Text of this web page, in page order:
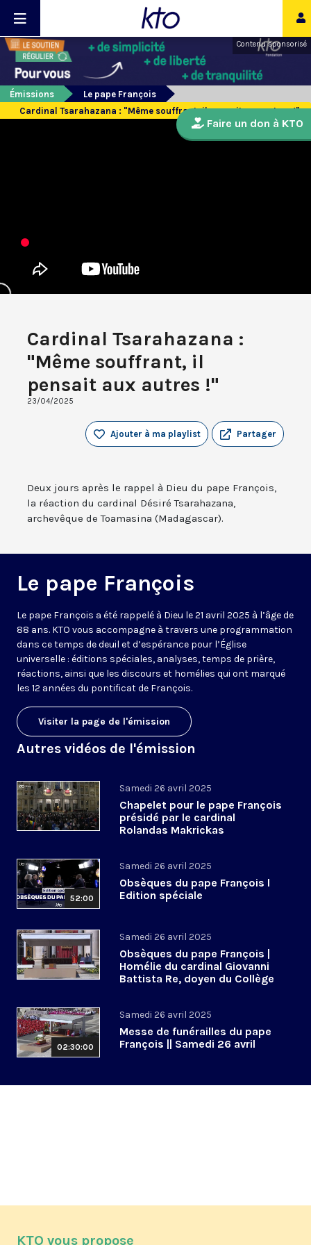
Contenu sponsorisé
Émissions
Le pape François
Cardinal Tsarahazana : "Même souffrant, il pensait aux autres !"
Cardinal Tsarahazana :
"Même souffrant, il
pensait aux autres !"
23/04/2025
Partager
Ajouter à ma playlist
Deux jours après le rappel à Dieu du pape François,
la réaction du cardinal Désiré Tsarahazana,
archevêque de Toamasina (Madagascar).
Le pape François
Le pape François a été rappelé à Dieu le 21 avril 2025 à l’âge de
88 ans. KTO vous accompagne à travers une programmation
dans ce temps de deuil et d’espérance pour l’Église
universelle : éditions spéciales, analyses, temps de prière,
réactions, ainsi que les discours et homélies qui ont marqué
les 12 années du pontificat de François.
Visiter la page de l'émission
Autres vidéos de l'émission
Samedi 26 avril 2025
Chapelet pour le pape François
présidé par le cardinal
Rolandas Makrickas
52:00
Samedi 26 avril 2025
Obsèques du pape François l
Edition spéciale
Samedi 26 avril 2025
Obsèques du pape François |
Homélie du cardinal Giovanni
Battista Re, doyen du Collège
02:30:00
Samedi 26 avril 2025
Messe de funérailles du pape
François || Samedi 26 avril
Faire un don à KTO
KTO vous propose